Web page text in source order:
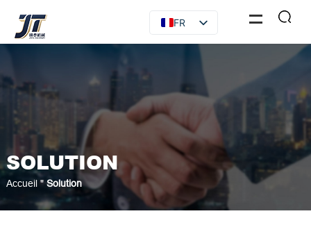
FR
EN
ES
SOLUTION
Accueil" Solution